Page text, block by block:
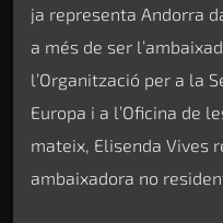
ja representa Andorra
a més de ser
l’Organització per a la
Europa i a l’Oficina de
mateix, Elisenda Vives
ambaixadora no